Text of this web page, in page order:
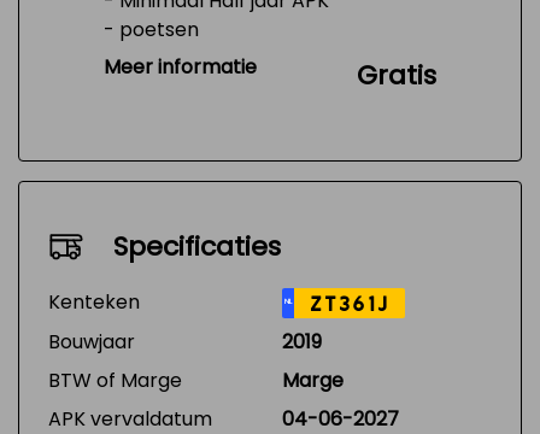
- poetsen
- Tank 1/4 vol
Meer informatie Gratis
Specificaties
Kenteken NL ZT361J
Bouwjaar
2019
BTW of Marge
Marge
APK vervaldatum
04-06-2027